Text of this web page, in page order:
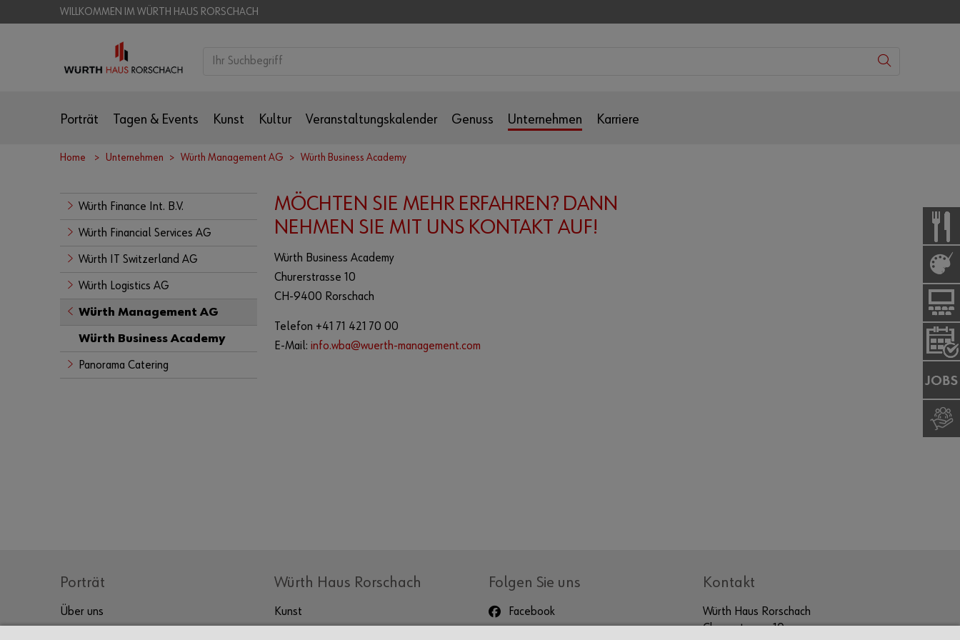
WILLKOMMEN IM WÜRTH HAUS RORSCHACH
Porträt Tagen & Events Kunst Kultur Veranstaltungskalender Genuss Unternehmen Karriere
Home Unternehmen Würth Management AG Würth Business Academy
Würth Finance Int. B.V.
Würth Financial Services AG
Würth IT Switzerland AG
Würth Logistics AG
Würth Management AG
Würth Business Academy
Panorama Catering
MÖCHTEN SIE MEHR ERFAHREN? DANN
NEHMEN SIE MIT UNS KONTAKT AUF!
Würth Business Academy
Churerstrasse 10
CH-9400 Rorschach
Telefon +41 71 421 70 00
E-Mail: info.wba@wuerth-management.com
Porträt
Über uns
Würth Haus Rorschach
Kunst
Folgen Sie uns
Facebook
Kontakt
Würth Haus Rorschach
Churerstrasse 10